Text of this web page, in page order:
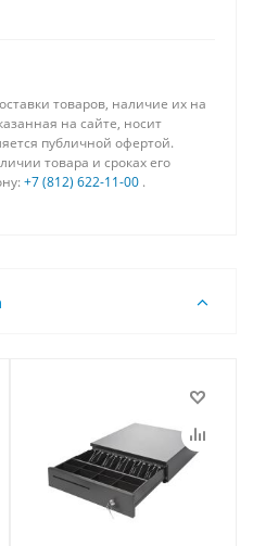
товаров, наличие их на
на сайте, носит
публичной офертой.
товара и сроках его
+7 (812) 622-11-00 .